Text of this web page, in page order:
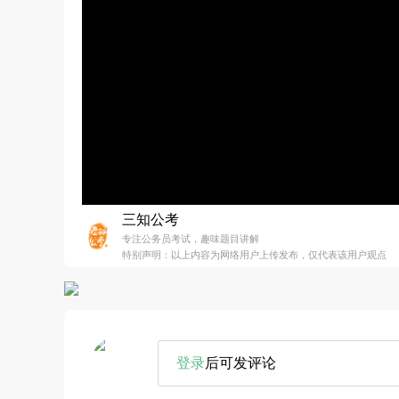
三知公考
专注公务员考试，趣味题目讲解
特别声明：以上内容为网络用户上传发布，仅代表该用户观点
登录后可发评论